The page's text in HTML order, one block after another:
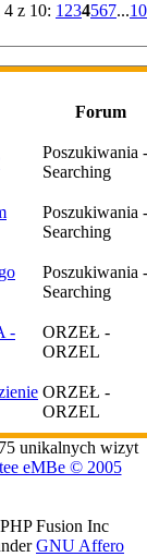
4 z 10: 1 234567...10
Forum
Poszukiwania -
Searching
Poszukiwania -
Searching
Poszukiwania -
Searching
-
ORZEŁ -
ORZEL
ORZEŁ -
ORZEL
unikalnych wizyt
eMBe © 2005
Fusion Inc
GNU Affero